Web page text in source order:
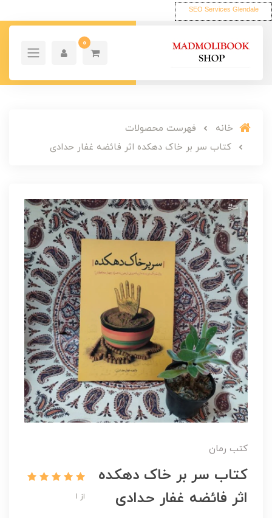
SEO Services Glendale
0
خانه
فهرست محصولات
کتاب سر بر خاک دهکده اثر فائضه غفار حدادی
کتب رمان
کتاب سر بر خاک دهکده
اثر فائضه غفار حدادی
از 1